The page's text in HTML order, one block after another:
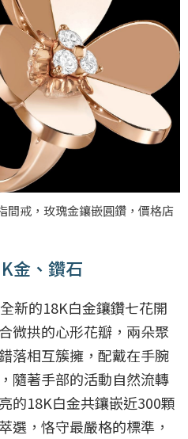
戒，玫瑰金鑲嵌圓鑽，價格店
金、鑽石
新的18K白金鑲鑽七花開
微拱的心形花瓣，兩朵聚
落相互簇擁，配戴在手腕
隨著手部的活動自然流轉
的18K白金共鑲嵌近300顆
選，恪守最嚴格的標準，